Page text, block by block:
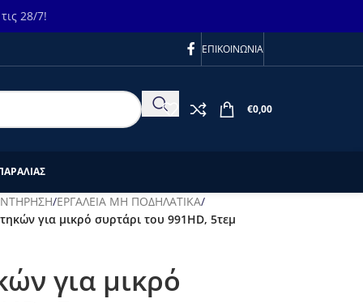
28/7!
ΕΠΙΚΟΙΝΩΝΙΑ
€0,00
/ΕΡΓΑΛΕΙΑ ΜΗ ΠΟΔΗΛΑΤΙΚΑ/
για μικρό συρτάρι του 991HD, 5τεμ
για μικρό